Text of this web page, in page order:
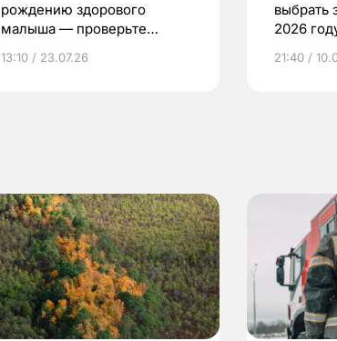
рождению здорового
малыша — проверьте
по ОМС!
13:10 / 23.07.26
выбрать
2026
21:40 /